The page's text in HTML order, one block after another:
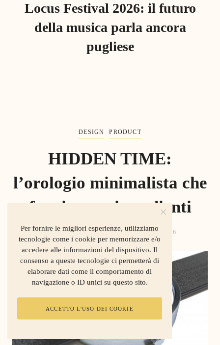
Locus Festival 2026: il futuro
della musica parla ancora
pugliese
DESIGN PRODUCT
HIDDEN TIME:
l’orologio minimalista che
funziona coi gradienti
GIANVITO FANELLI APRILE 24, 2016
Per fornire le migliori esperienze, utilizziamo
tecnologie come i cookie per memorizzare e/o
accedere alle informazioni del dispositivo. Il
consenso a queste tecnologie ci permetterà di
elaborare dati come il comportamento di
navigazione o ID unici su questo sito.
ACCETTO L'USO DEI COOKIE